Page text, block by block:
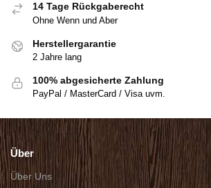
14 Tage Rückgaberecht
Ohne Wenn und Aber
Herstellergarantie
2 Jahre lang
100% abgesicherte Zahlung
PayPal / MasterCard / Visa uvm.
Über
Über Uns